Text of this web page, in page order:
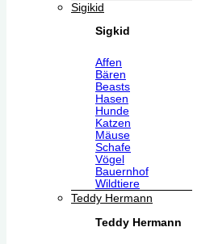
Sigikid
Sigkid
Affen
Bären
Beasts
Hasen
Hunde
Katzen
Mäuse
Schafe
Vögel
Bauernhof
Wildtiere
Teddy Hermann
Teddy Hermann